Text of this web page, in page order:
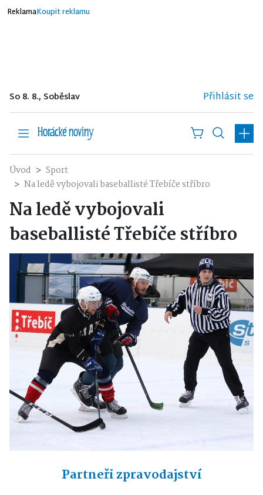
ReklamaKoupit reklamu
So 8. 8., Soběslav Přihlásit se
Úvod
Sport
Na ledě vybojovali baseballisté Třebíče stříbro
Na ledě vybojovali
baseballisté Třebíče stříbro
Partneři zpravodajství